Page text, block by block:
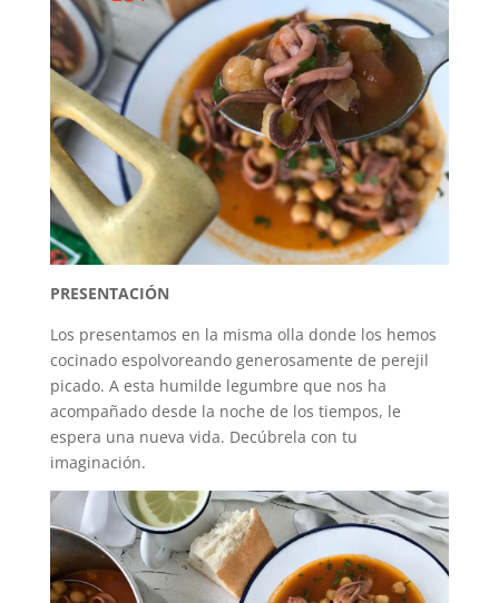
PRESENTACIÓN
Los presentamos en la misma olla donde los hemos
cocinado espolvoreando generosamente de perejil
picado. A esta humilde legumbre que nos ha
acompañado desde la noche de los tiempos, le
espera una nueva vida. Decúbrela con tu
imaginación.